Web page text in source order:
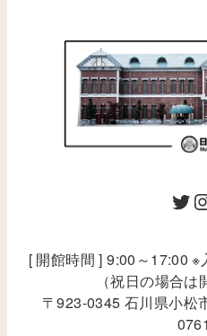
[ 開館時間 ] 9:00～17:00
（祝日の場合
〒923-0345 石川県小松